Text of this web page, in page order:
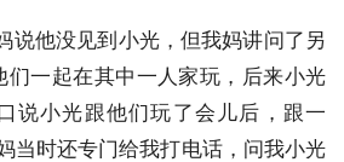
说他没见到小光，但我妈讲问了另
们一起在其中一人家玩，后来小光
说小光跟他们玩了会儿后，跟一
当时还专门给我打电话，问我小光